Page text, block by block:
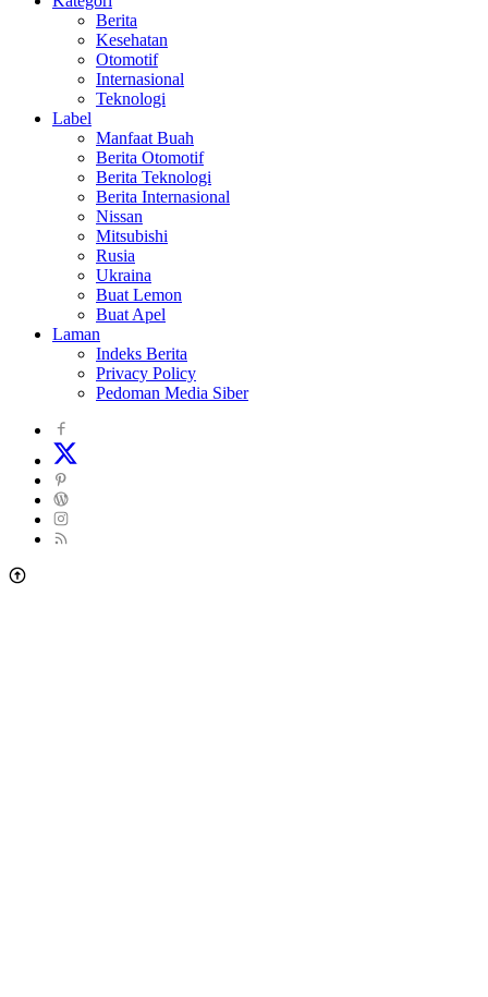
Berita
Kesehatan
Otomotif
Internasional
Teknologi
Label
Manfaat Buah
Berita Otomotif
Berita Teknologi
Berita Internasional
Nissan
Mitsubishi
Rusia
Ukraina
Buat Lemon
Buat Apel
Laman
Indeks Berita
Privacy Policy
Pedoman Media Siber